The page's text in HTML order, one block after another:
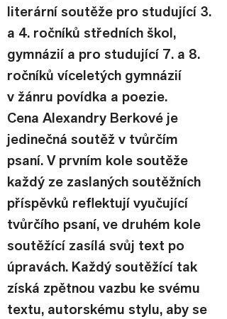
literární soutěže pro studující 3.
a 4. ročníků středních škol,
gymnázií a pro studující 7. a 8.
ročníků víceletých gymnázií
v žánru povídka a poezie.
Cena Alexandry Berkové je
jedinečná soutěž v tvůrčím
psaní. V prvním kole soutěže
každý ze zaslaných soutěžních
příspěvků reflektují vyučující
tvůrčího psaní, ve druhém kole
soutěžící zasílá svůj text po
úpravách. Každý soutěžící tak
získá zpětnou vazbu ke svému
textu, autorskému stylu, aby se